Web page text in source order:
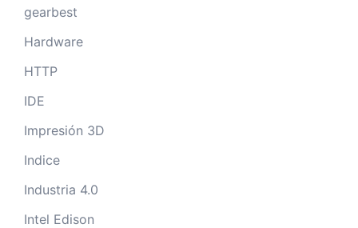
gearbest
Hardware
HTTP
IDE
Impresión 3D
Indice
Industria 4.0
Intel Edison